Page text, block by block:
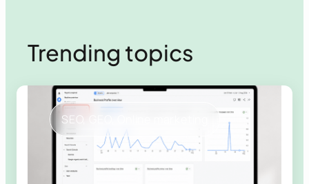
Trending topics
SEO,